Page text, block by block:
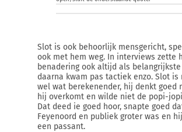
Slot is ook behoorlijk mensgericht,
ook met hem weg. In interviews zette
benadering ook altijd als belangrijkste
daarna kwam pas tactiek enzo. Slot
wel wat berekenender, hij denkt goed
hij overkomt en wilde niet de popi-
Dat deed ie goed hoor, snapte goed
Feyenoord en publiek groter was en
een passant.